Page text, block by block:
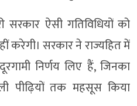
ऐसी गतिविधियों को
करेगी। सरकार ने राज्यहित में
निर्णय लिए हैं, जिनका
पीढ़ियों तक महसूस किया